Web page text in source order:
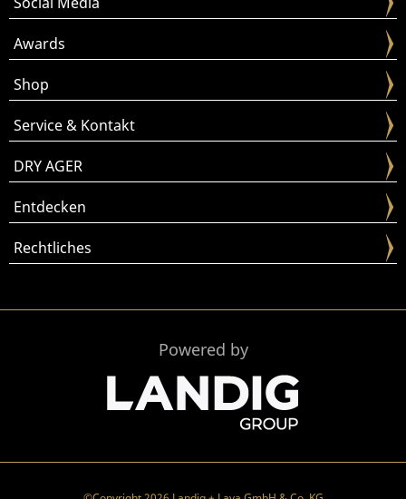
Awards
Shop
Service & Kontakt
DRY AGER
Entdecken
Rechtliches
Powered by